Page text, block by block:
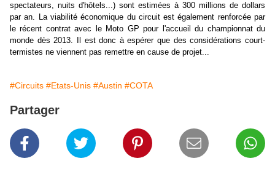
spectateurs, nuits d'hôtels...) sont estimées à 300 millions de dollars
par an. La viabilité économique du circuit est également renforcée par
le récent contrat avec le Moto GP pour l'accueil du championnat du
monde dès 2013. Il est donc à espérer que des considérations court-
termistes ne viennent pas remettre en cause de projet...
#Circuits #Etats-Unis #Austin #COTA
Partager